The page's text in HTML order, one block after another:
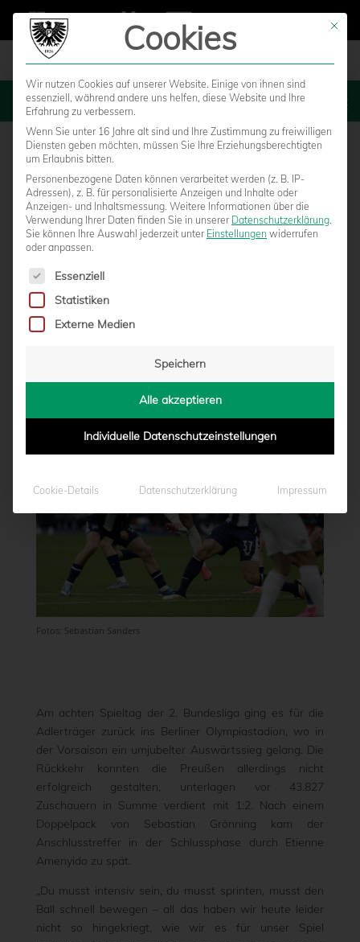
MENU
ANSCHLUSSTREFFER KOMMT ZU SPÄT –
vonMarcel Weskamp|04.10.2025 - 16:47
Fotos: Sebastian Sanders
Am achten Spieltag der 2. Bundesliga ging es für die
Adlerträger zurück ins Berliner Olympiastadion, wo in
der Vorsaison ein umjubelter Auswärtssieg gelang. Die
Rückkehr konnten die Preußen allerdings nicht
erfolgreich gestalten, unterlagen vor 43.827
Zuschauern in Summe verdient mit 1:2. Nach einem
Doppelpack von Sebastian Grönning kam der
Anschlusstreffer in der Schlussphase durch Etienne
Amenyido zu spät.
„Du musst intensiv sein, du musst sprinten, musst den
Ball schnell bewegen – all das haben wir heute leider
nicht so hingekriegt, wie wir es für unser Spiel
Mit
Cookies
Wir nutzen Cookies auf unserer Website. Einige von ihnen sind
essenziell, während andere uns helfen, diese Website und Ihre
Erfahrung zu verbessern.
Wenn Sie unter 16 Jahre alt sind und Ihre Zustimmung zu freiwilligen
Diensten geben möchten, müssen Sie Ihre Erziehungsberechtigten
um Erlaubnis bitten.
Personenbezogene Daten können verarbeitet werden (z. B. IP-
Adressen), z. B. für personalisierte Anzeigen und Inhalte oder
Anzeigen- und Inhaltsmessung. Weitere Informationen über die
Verwendung Ihrer Daten finden Sie in unserer Datenschutzerklärung.
Sie können Ihre Auswahl jederzeit unter Einstellungen widerrufen
oder anpassen.
Es folgt eine Liste der Service-Gruppen, für die eine
Essenziell
Statistiken
Externe Medien
Speichern
Alle akzeptieren
Individuelle Datenschutzeinstellungen
Cookie-Details Datenschutzerklärung Impressum